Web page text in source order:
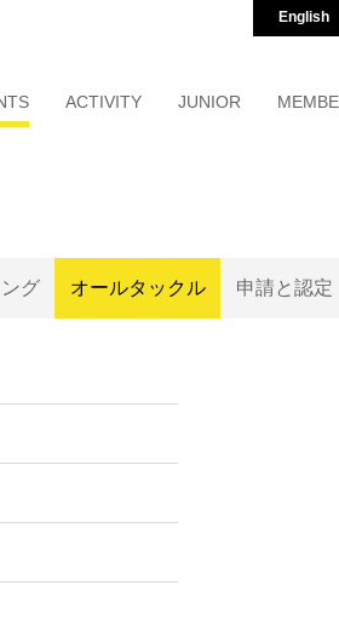
ACTIVITY JUNIOR
English
グ オールタックル 申請と認定